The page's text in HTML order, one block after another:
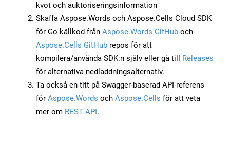
kvot och auktoriseringsinformation
Skaffa Aspose.Words och Aspose.Cells Cloud SDK
för Go källkod från Aspose.Words GitHub och
Aspose.Cells GitHub repos för att
kompilera/använda SDK:n själv eller gå till Releases
för alternativa nedladdningsalternativ.
Ta också en titt på Swagger-baserad API-referens
för Aspose.Words och Aspose.Cells för att veta
mer om REST API.